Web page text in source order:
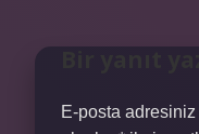
E-posta